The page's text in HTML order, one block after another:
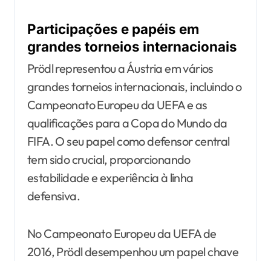
Participações e papéis em
grandes torneios internacionais
Prödl representou a Áustria em vários
grandes torneios internacionais, incluindo o
Campeonato Europeu da UEFA e as
qualificações para a Copa do Mundo da
FIFA. O seu papel como defensor central
tem sido crucial, proporcionando
estabilidade e experiência à linha
defensiva.
No Campeonato Europeu da UEFA de
2016, Prödl desempenhou um papel chave